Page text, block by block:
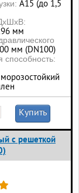
А15 (до 1,5
мм
мм (DN100)
способность:
морозостойкий
Купить
с решеткой